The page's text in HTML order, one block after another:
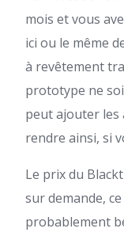
mois et vous
ici ou le même
à revêtement
prototype ne
peut ajouter les
rendre ainsi, si
Le prix du
sur demande,
probablement